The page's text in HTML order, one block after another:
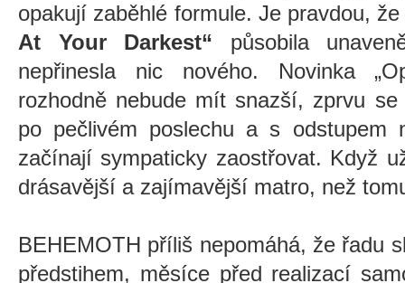
opakují zaběhlé formule. Je pravdou,
At Your Darkest“ působila
nepřinesla nic nového. Novinka
rozhodně nebude mít snazší, zprvu
po pečlivém poslechu a s odstupem
začínají sympaticky zaostřovat. Když
drásavější a zajímavější matro, než
BEHEMOTH příliš nepomáhá, že řadu
předstihem, měsíce před realizací